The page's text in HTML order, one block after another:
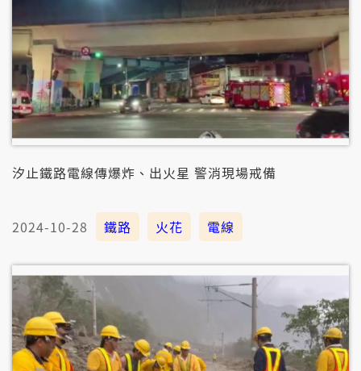
汐止鐵路電線傳爆炸、出火星 警消現場戒備
2024-10-28 鐵路 火花 電線